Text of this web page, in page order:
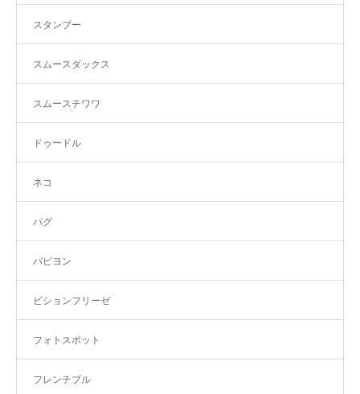
スタンプー
スムースダックス
スムースチワワ
ドゥードル
ネコ
パグ
パピヨン
ビションフリーゼ
フォトスポット
フレンチブル